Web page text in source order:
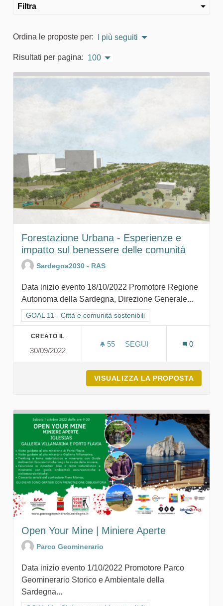
Filtra
Ordina le proposte per: I più seguiti
Risultati per pagina: 100
Forestazione Urbana - Esperienze e
impatto sul benessere delle comunità
Sardegna2030 - RAS
Data inizio evento 18/10/2022 Promotore Regione
Autonoma della Sardegna, Direzione Generale...
Filtra i risultati per categoria: GOAL 11 - Città e comunità
GOAL 11 - Città e comunità sostenibili
CREATO IL
30/09/2022
55 55 SOSTENITORI
SEGUI
0
VISUALIZZA LA PROPOSTA
Open Your Mine | Miniere Aperte
Parco Geominerario
Data inizio evento 1/10/2022 Promotore Parco
Geominerario Storico e Ambientale della
Sardegna...